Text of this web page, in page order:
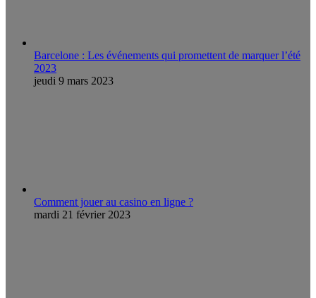
Barcelone : Les événements qui promettent de marquer l’été
2023
jeudi 9 mars 2023
Comment jouer au casino en ligne ?
mardi 21 février 2023